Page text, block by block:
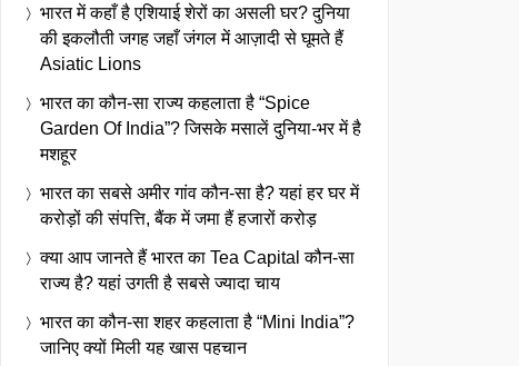
भारत में कहाँ है एशियाई शेरों का असली घर? दुनिया
की इकलौती जगह जहाँ जंगल में आज़ादी से घूमते हैं
Asiatic Lions
भारत का कौन-सा राज्य कहलाता है “Spice
Garden Of India”? जिसके मसालें दुनिया-भर में है
मशहूर
भारत का सबसे अमीर गांव कौन-सा है? यहां हर घर में
करोड़ों की संपत्ति, बैंक में जमा हैं हजारों करोड़
क्या आप जानते हैं भारत का Tea Capital कौन-सा
राज्य है? यहां उगती है सबसे ज्यादा चाय
भारत का कौन-सा शहर कहलाता है “Mini India”?
जानिए क्यों मिली यह खास पहचान